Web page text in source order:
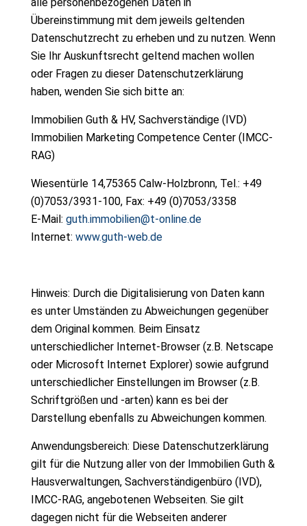
Übereinstimmung mit dem jeweils geltenden
Datenschutzrecht zu erheben und zu nutzen. Wenn
Sie Ihr Auskunftsrecht geltend machen wollen
oder Fragen zu dieser Datenschutzerklärung
haben, wenden Sie sich bitte an:
Immobilien Guth & HV, Sachverständige (IVD)
Immobilien Marketing Competence Center (IMCC-
RAG)
Wiesentürle 14,75365 Calw-Holzbronn, Tel.: +49
(0)7053/3931-100, Fax: +49 (0)7053/3358
E-Mail: guth.immobilien@t-online.de
Internet: www.guth-web.de
Hinweis: Durch die Digitalisierung von Daten kann
es unter Umständen zu Abweichungen gegenüber
dem Original kommen. Beim Einsatz
unterschiedlicher Internet-Browser (z.B. Netscape
oder Microsoft Internet Explorer) sowie aufgrund
unterschiedlicher Einstellungen im Browser (z.B.
Schriftgrößen und -arten) kann es bei der
Darstellung ebenfalls zu Abweichungen kommen.
Anwendungsbereich: Diese Datenschutzerklärung
gilt für die Nutzung aller von der Immobilien Guth &
Hausverwaltungen, Sachverständigenbüro (IVD),
IMCC-RAG, angebotenen Webseiten. Sie gilt
dagegen nicht für die Webseiten anderer